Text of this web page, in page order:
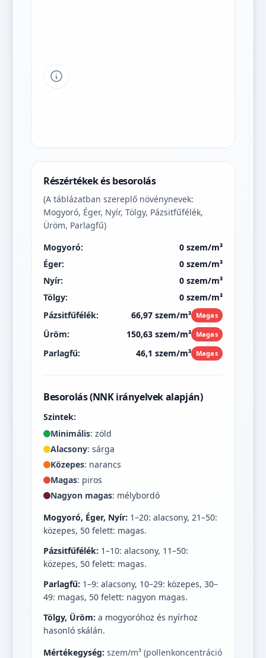
Tipp a grafikon jelmagyarázatához
Részértékek és besorolás
(A táblázatban szereplő növénynevek:
Mogyoró, Éger, Nyír, Tölgy, Pázsitfűfélék,
Üröm, Parlagfű)
Mogyoró:
0 szem/m³
Éger:
0 szem/m³
Nyír:
0 szem/m³
Tölgy:
0 szem/m³
Pázsitfűfélék:
66,97 szem/m³ Magas
Üröm: 150,63 szem/m³ Magas
Parlagfű: 46,1 szem/m³ Magas
Besorolás (NNK irányelvek alapján)
Szintek:
Minimális: zöld
Alacsony: sárga
Közepes: narancs
Magas: piros
Nagyon magas: mélybordó
Mogyoró, Éger, Nyír: 1–20: alacsony, 21–50:
közepes, 50 felett: magas.
Pázsitfűfélék: 1–10: alacsony, 11–50:
közepes, 50 felett: magas.
Parlagfű: 1–9: alacsony, 10–29: közepes, 30–
49: magas, 50 felett: nagyon magas.
Tölgy, Üröm: a mogyoróhoz és nyírhoz
hasonló skálán.
Mértékegység: szem/m³ (pollenkoncentráció